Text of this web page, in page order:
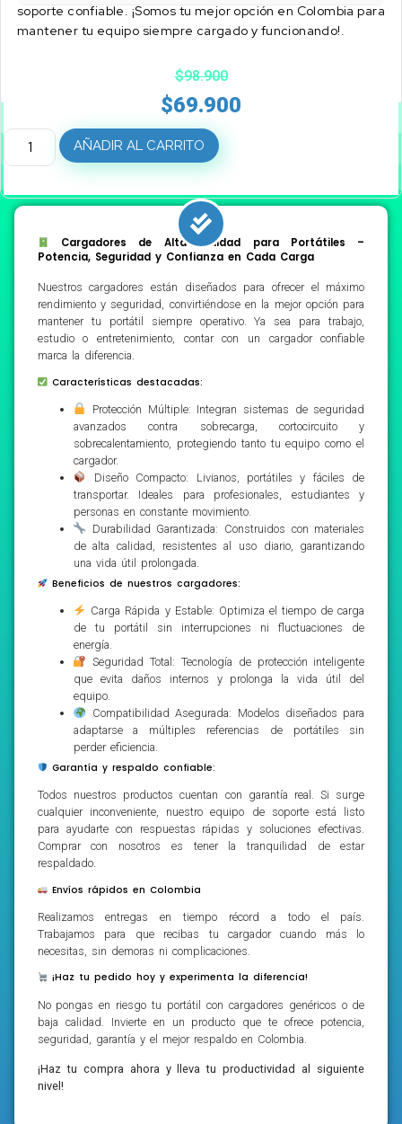
soporte confiable. ¡Somos tu mejor opción en Colombia para
mantener tu equipo siempre cargado y funcionando!.
$98.900
$69.900
AÑADIR AL CARRITO
Cargadores de Alta Calidad para Portátiles –
Potencia, Seguridad y Confianza en Cada Carga
Nuestros cargadores están diseñados para ofrecer el máximo
rendimiento y seguridad, convirtiéndose en la mejor opción para
mantener tu portátil siempre operativo. Ya sea para trabajo,
estudio o entretenimiento, contar con un cargador confiable
marca la diferencia.
Características destacadas:
Protección Múltiple: Integran sistemas de seguridad
avanzados contra sobrecarga, cortocircuito y
sobrecalentamiento, protegiendo tanto tu equipo como el
cargador.
Diseño Compacto: Livianos, portátiles y fáciles de
transportar. Ideales para profesionales, estudiantes y
personas en constante movimiento.
Durabilidad Garantizada: Construidos con materiales
de alta calidad, resistentes al uso diario, garantizando
una vida útil prolongada.
Beneficios de nuestros cargadores:
Carga Rápida y Estable: Optimiza el tiempo de carga
de tu portátil sin interrupciones ni fluctuaciones de
energía.
Seguridad Total: Tecnología de protección inteligente
que evita daños internos y prolonga la vida útil del
equipo.
Compatibilidad Asegurada: Modelos diseñados para
adaptarse a múltiples referencias de portátiles sin
perder eficiencia.
Garantía y respaldo confiable:
Todos nuestros productos cuentan con garantía real. Si surge
cualquier inconveniente, nuestro equipo de soporte está listo
para ayudarte con respuestas rápidas y soluciones efectivas.
Comprar con nosotros es tener la tranquilidad de estar
respaldado.
Envíos rápidos en Colombia
Realizamos entregas en tiempo récord a todo el país.
Trabajamos para que recibas tu cargador cuando más lo
necesitas, sin demoras ni complicaciones.
¡Haz tu pedido hoy y experimenta la diferencia!
No pongas en riesgo tu portátil con cargadores genéricos o de
baja calidad. Invierte en un producto que te ofrece potencia,
seguridad, garantía y el mejor respaldo en Colombia.
¡Haz tu compra ahora y lleva tu productividad al siguiente
nivel!